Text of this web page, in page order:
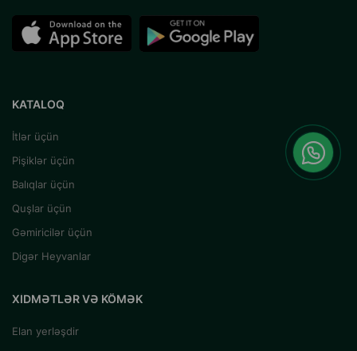
KATALOQ
İtlər üçün
Pişiklər üçün
Balıqlar üçün
Quşlar üçün
Gəmiricilər üçün
Digər Heyvanlar
XIDMƏTLƏR VƏ KÖMƏK
Elan yerləşdir